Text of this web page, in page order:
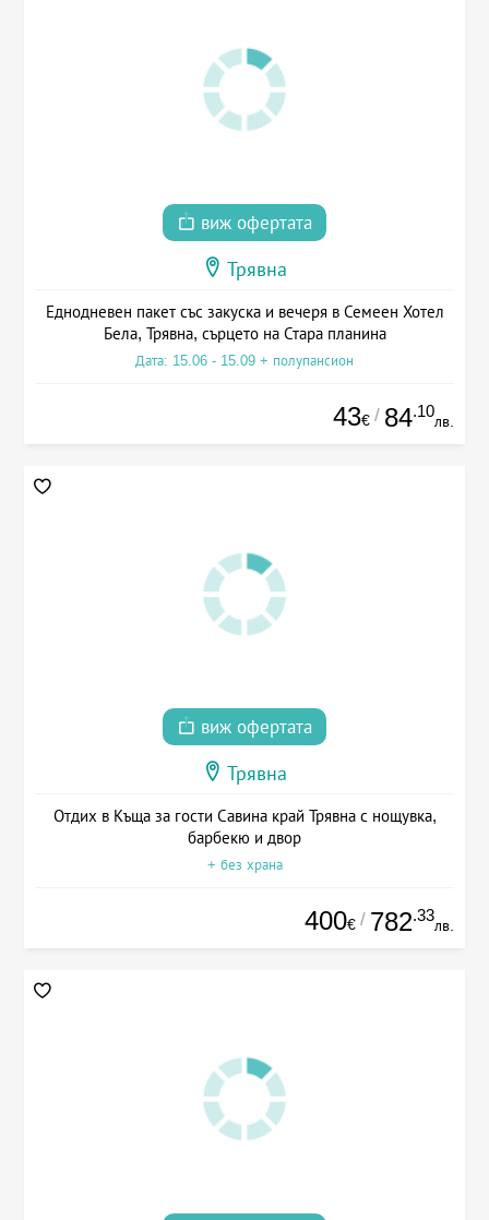
виж офертата
Трявна
Еднодневен пакет със закуска и вечеря в Семеен Хотел
Бела, Трявна, сърцето на Стара планина
Дата: 15.06 - 15.09 + полупансион
43€ / 84.10
лв.
виж офертата
Трявна
Отдих в Къща за гости Савина край Трявна с нощувка,
барбекю и двор
+ без храна
400€ / 782.33
лв.